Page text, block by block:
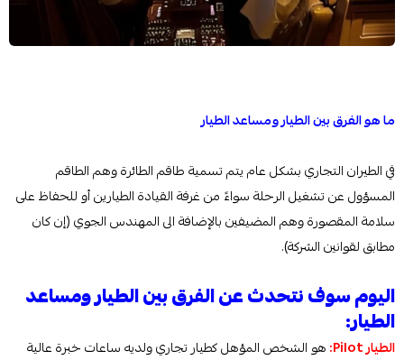
ما هو الفرق بين الطيار ومساعد الطيار
في الطيران التجاري بشكل عام يتم تسمية طاقم الطائرة وهم الطاقم
المسؤول عن تشغيل الرحلة سواءً من غرفة القيادة الطيارين أو للحفاظ على
سلامة المقصورة وهم المضيفين بالإضافة الى المهندس الجوي (إن كان
مطابق لقوانين الشركة).
اليوم سوف نتحدث عن الفرق بين الطيار ومساعد
الطيار:
الطيار Pilot:
هو الشخص المؤهل كطيار تجاري ولديه ساعات خبرة عالية